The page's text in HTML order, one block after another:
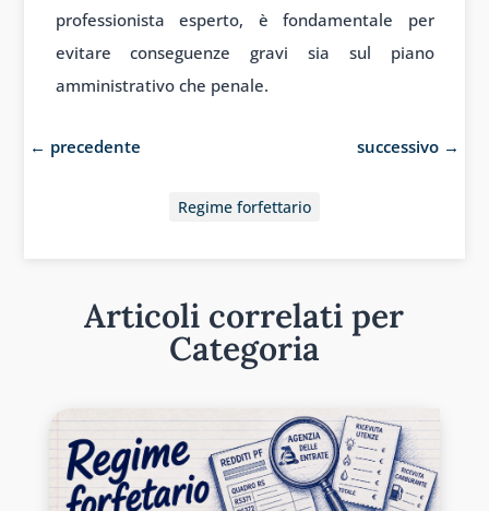
professionista esperto, è fondamentale per
evitare conseguenze gravi sia sul piano
amministrativo che penale.
← precedente successivo →
Regime forfettario
Articoli correlati per
Categoria